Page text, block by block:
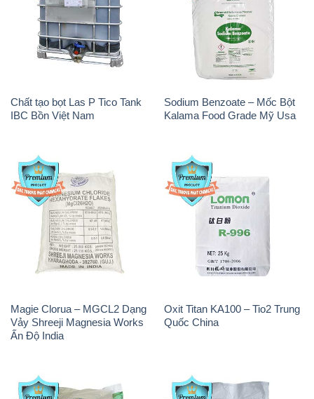
Chất tạo bọt Las P Tico Tank
IBC Bồn Việt Nam
Sodium Benzoate – Mốc Bột
Kalama Food Grade Mỹ Usa
Magie Clorua – MGCL2 Dạng
Vảy Shreeji Magnesia Works
Ấn Độ India
Oxit Titan KA100 – Tio2 Trung
Quốc China